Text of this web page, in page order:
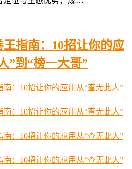
王指南：10招让你的应
”到“榜一大哥”